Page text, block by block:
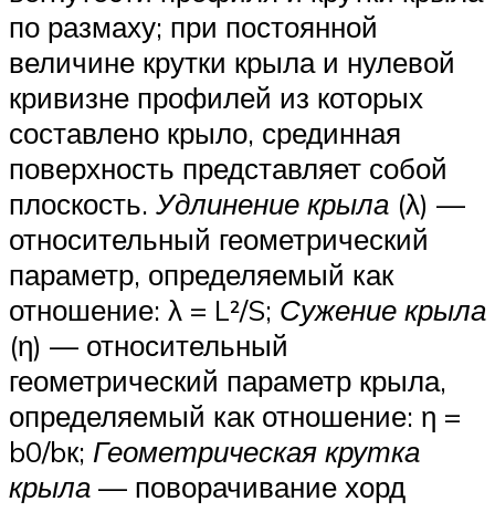
по размаху; при постоянной
величине крутки крыла и нулевой
кривизне профилей из которых
составлено крыло, срединная
поверхность представляет собой
плоскость. Удлинение крыла (λ) —
относительный геометрический
параметр, определяемый как
отношение: λ = L²/S; Сужение крыла
(η) — относительный
геометрический параметр крыла,
определяемый как отношение: η =
b0/bк; Геометрическая крутка
крыла — поворачивание хорд